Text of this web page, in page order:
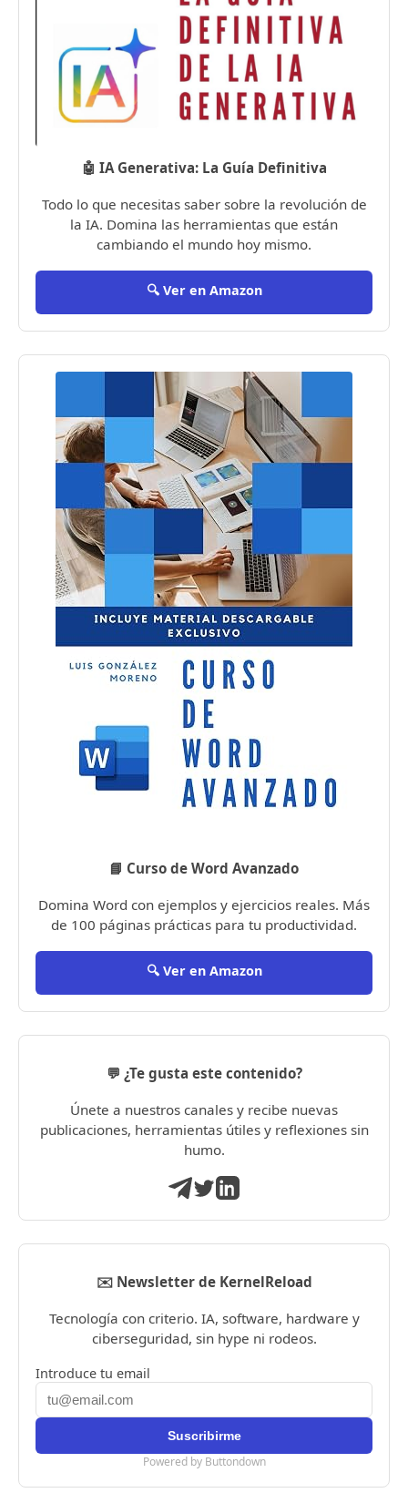
🤖 IA Generativa: La Guía Definitiva
Todo lo que necesitas saber sobre la revolución de
la IA. Domina las herramientas que están
cambiando el mundo hoy mismo.
🔍 Ver en Amazon
📘 Curso de Word Avanzado
Domina Word con ejemplos y ejercicios reales. Más
de 100 páginas prácticas para tu productividad.
🔍 Ver en Amazon
💬 ¿Te gusta este contenido?
Únete a nuestros canales y recibe nuevas
publicaciones, herramientas útiles y reflexiones sin
humo.
✉️ Newsletter de KernelReload
Tecnología con criterio. IA, software, hardware y
ciberseguridad, sin hype ni rodeos.
Introduce tu email
Powered by Buttondown